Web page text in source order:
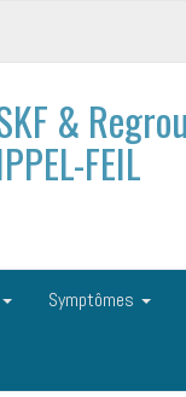
&
FEIL
Symptômes